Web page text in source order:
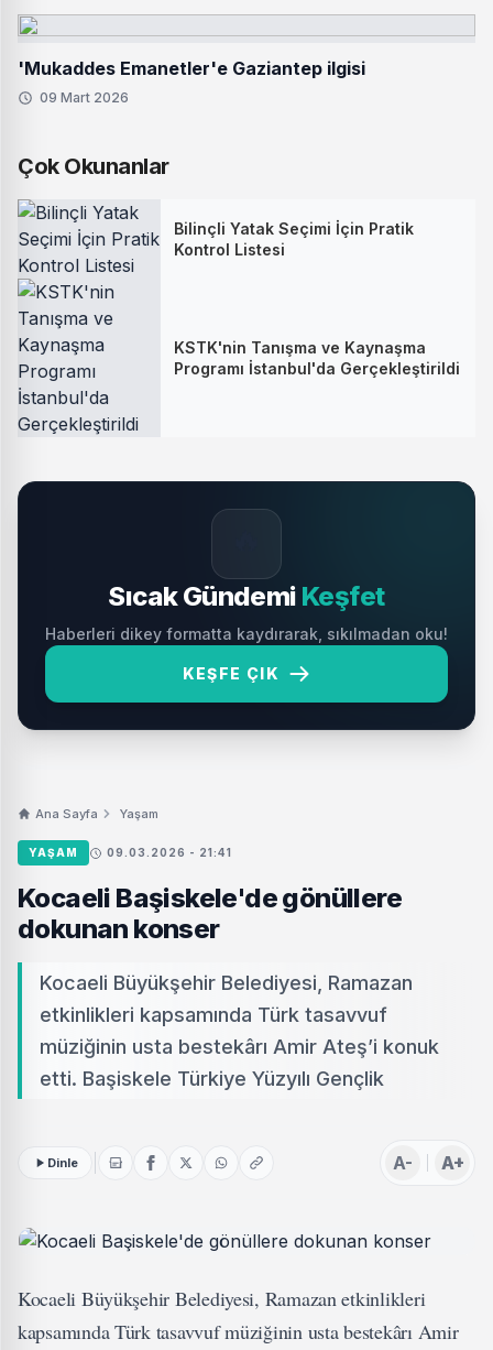
'Mukaddes Emanetler'e Gaziantep ilgisi
09 Mart 2026
Çok Okunanlar
Bilinçli Yatak Seçimi İçin Pratik
Kontrol Listesi
KSTK'nin Tanışma ve Kaynaşma
Programı İstanbul'da Gerçekleştirildi
Sıcak Gündemi Keşfet
Haberleri dikey formatta kaydırarak, sıkılmadan oku!
KEŞFE ÇIK
Ana Sayfa Yaşam
YAŞAM 09.03.2026 - 21:41
Kocaeli Başiskele'de gönüllere
dokunan konser
Kocaeli Büyükşehir Belediyesi, Ramazan
etkinlikleri kapsamında Türk tasavvuf
müziğinin usta bestekârı Amir Ateş’i konuk
etti. Başiskele Türkiye Yüzyılı Gençlik
Dinle A- A+
Kocaeli Büyükşehir Belediyesi, Ramazan etkinlikleri
kapsamında Türk tasavvuf müziğinin usta bestekârı Amir